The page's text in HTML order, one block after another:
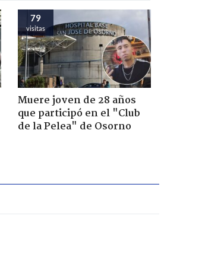
79
visitas
Muere joven de 28 años
que participó en el "Club
de la Pelea" de Osorno